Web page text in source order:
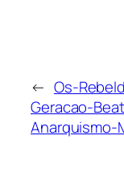
← Os-
Geracao-
Anarquismo-